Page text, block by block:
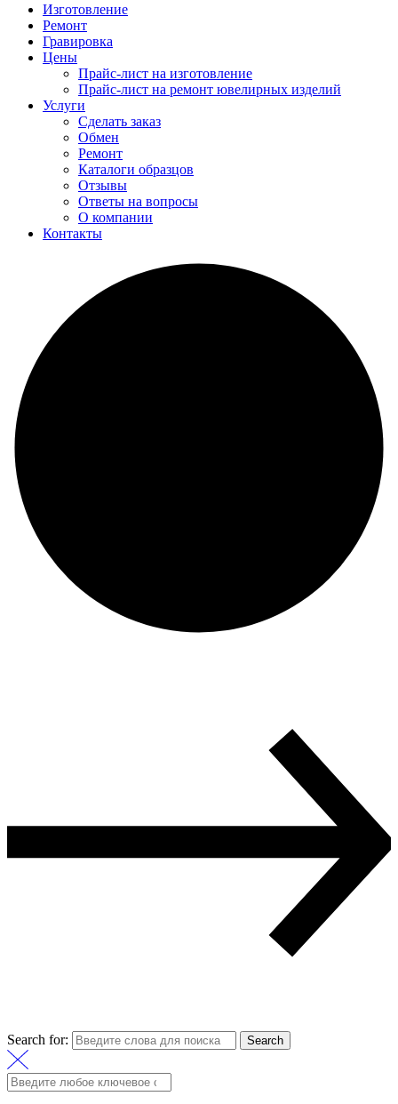
Изготовление
Ремонт
Гравировка
Цены
Прайс-лист на изготовление
Прайс-лист на ремонт ювелирных изделий
Услуги
Сделать заказ
Обмен
Ремонт
Каталоги образцов
Отзывы
Ответы на вопросы
О компании
Контакты
Search for: Search